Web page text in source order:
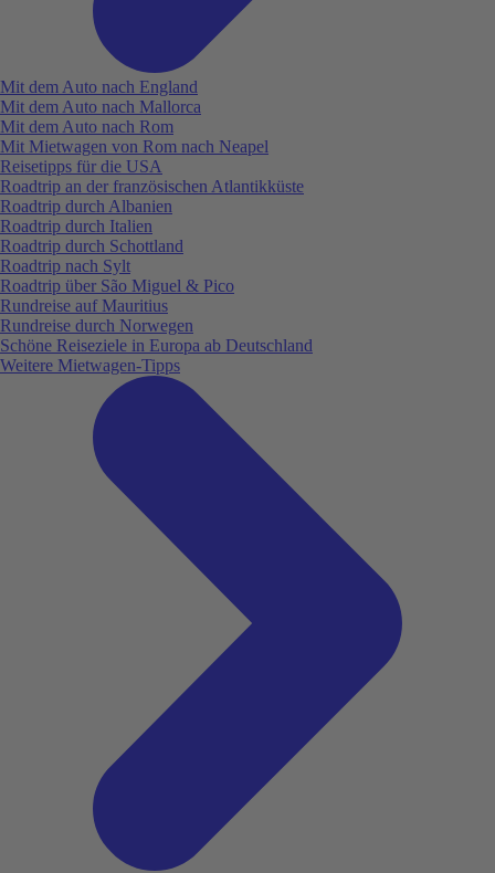
Mit dem Auto nach England
Mit dem Auto nach Mallorca
Mit dem Auto nach Rom
Mit Mietwagen von Rom nach Neapel
Reisetipps für die USA
Roadtrip an der französischen Atlantikküste
Roadtrip durch Albanien
Roadtrip durch Italien
Roadtrip durch Schottland
Roadtrip nach Sylt
Roadtrip über São Miguel & Pico
Rundreise auf Mauritius
Rundreise durch Norwegen
Schöne Reiseziele in Europa ab Deutschland
Weitere Mietwagen-Tipps